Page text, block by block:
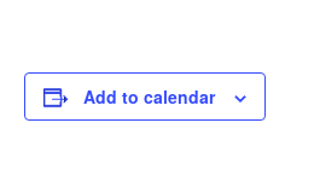
Add to calendar